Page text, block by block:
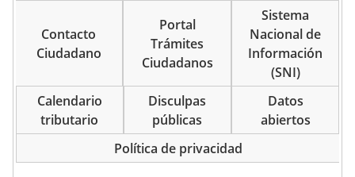
Contacto
Ciudadano
Portal
Trámites
Ciudadanos
Sistema
Nacional de
Información
(SNI)
Calendario
tributario
Disculpas
públicas
Datos
abiertos
Política de privacidad